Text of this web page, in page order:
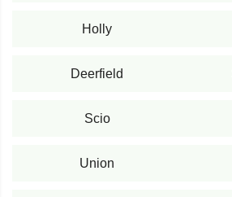
Holly
Deerfield
Scio
Union